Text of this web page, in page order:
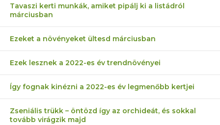
Tavaszi kerti munkák, amiket pipálj ki a listádról
márciusban
Ezeket a növényeket ültesd márciusban
Ezek lesznek a 2022-es év trendnövényei
Így fognak kinézni a 2022-es év legmenőbb kertjei
Zseniális trükk – öntözd így az orchideát, és sokkal
tovább virágzik majd